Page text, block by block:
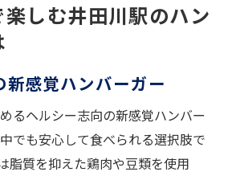
しむ井田川駅のハン
新感覚ハンバーガー
るヘルシー志向の新感覚ハンバー
でも安心して食べられる選択肢で
脂質を抑えた鶏肉や豆類を使用